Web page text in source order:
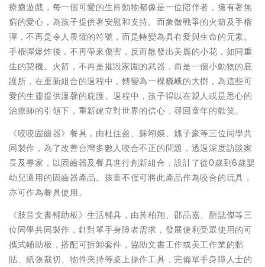
療癒遊戲，每一個可愛的生肖動物都像是一位陪伴者，擁有著無
窮的愛心，為孩子提供著安慰和支持。而象徵戰爭的火箭及手榴
彈，不再是令人畏懼的符號，而是轉變為具有愛與生命的元素。
手榴彈爆炸後，不再帶來傷害，反而散發出美麗的小花，如同重
生的契機。火箭，不再是摧毀家園的武器，而是一個小動物的庇
護所，在重新組合的過程中，轉變為一棵巍峨的大樹，為這些可
愛的生靈提供溫馨的庇護。過程中，孩子得以在親人或是悉心的
治療師的引領下，重新建立對世界的信心，尋回童年的歡笑。
《咬咬固齒器》餐具，由杜佳盈、蘇翊媖、魏子豪等三位同學共
同製作，為了改善台灣多數人咬合不正的問題，透過深度訪談家
長及專家，以固齒器及餐具進行創新組合，設計了從0歲到6歲嬰
幼兒適用的固齒器產品。孩童不僅可將此產品作為咬合的玩具，
亦可作為餐具使用。
《肢音文書輔助板》生活輔具，由黃柏翔、邵品嘉、顏誌傑等三
位同學共同製作，針對單手身障者需求，發展便利受眾使用的可
攜式輔助板，搭配可拆卸套件，協助文書工作或美工作業的黏
貼、紙張裁切、物件夾持等桌上操作工具，完備單手身障人士的